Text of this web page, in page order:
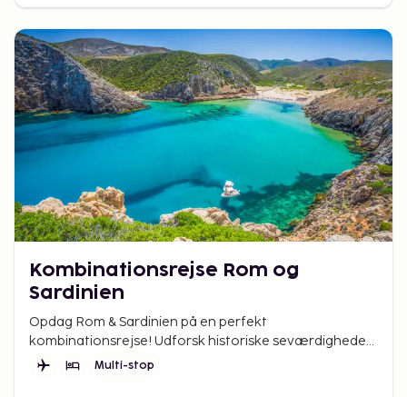
Kombinationsrejse Rom og
Sardinien
Opdag Rom & Sardinien på en perfekt
kombinationsrejse! Udforsk historiske seværdigheder i
Rom og nyd sol, strande og krystalklart hav på
Multi-stop